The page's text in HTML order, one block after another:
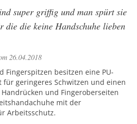
super griffig und man spürt sie
die die keine Handschuhe lieben
26.04.2018
Fingerspitzen besitzen eine PU-
für geringeres Schwitzen und einen
und Fingeroberseiten
mit der
Arbeitsschutz.